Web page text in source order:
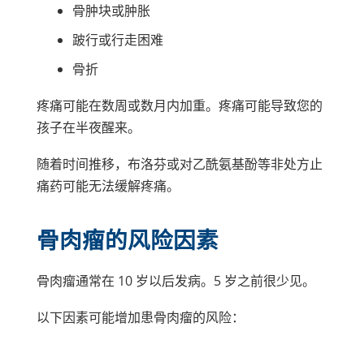
骨肿块或肿胀
跛行或行走困难
骨折
疼痛可能在数周或数月内加重。疼痛可能导致您的
孩子在半夜醒来。
随着时间推移，布洛芬或对乙酰氨基酚等非处方止
痛药可能无法缓解疼痛。
骨肉瘤的风险因素
骨肉瘤通常在 10 岁以后发病。5 岁之前很少见。
以下因素可能增加患骨肉瘤的风险：